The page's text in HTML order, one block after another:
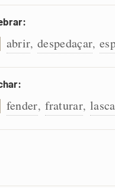
abrir, despedaçar,
fender, fraturar,